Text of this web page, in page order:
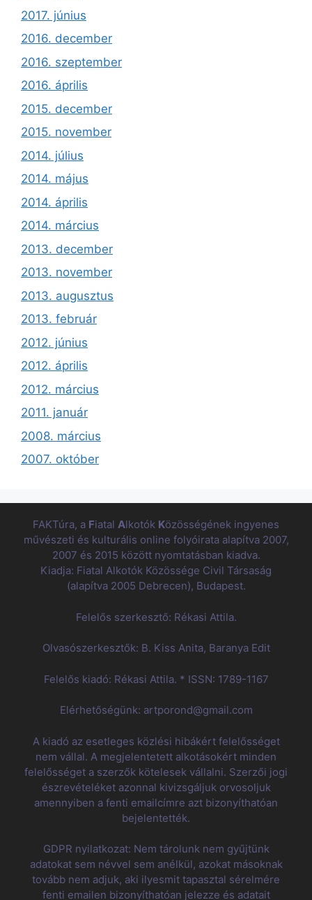
2017. június
2016. december
2016. szeptember
2016. április
2015. december
2015. november
2014. július
2014. május
2014. április
2014. március
2013. december
2013. november
2013. augusztus
2013. február
2012. június
2012. április
2012. március
2011. január
2008. március
2007. október
FAKTúra, a Fiatal Alkotók Közösségének ingyenes
művészeti és kulturális online folyóirata alapítva 2007,
2007 és 2015 között nyomtatásban kiadva.
Kiadja: Fiatal Alkotók Közössége Civil Társaság
(alapítva 2005 Debrecen), Budapest.
Felelős szerkesztő: Rékasi Attila.
Olvasószerkesztők: B. Kiss Anita, Baranya Edit
Felelős kiadó: Rékasi Attila. * ISSN: 1789-1167
Elérhetőségünk: artporond@gmail.com
A kiadó az esetleges közlési hibákért felelősséget
nem vállal. A megjelentetett alkotásokért minden
felelősséget a szerzők kötelesek vállalni. Szerzői jogi
észrevételéket azonnal kivizsgáljuk orvosoljuk
amennyiben a fenti emailcímre azt bizonyíthatóan
bejelentették.
GDPR nyilatkozat: Nem tárolunk nem gyűjtünk
adatokat sem névvel sem anélkül, azokat másoknak
tovább nem adjuk, aki ilyesmit tapasztal sérelmére
fenti emailen bizonyíthatóan jelezze és adatait